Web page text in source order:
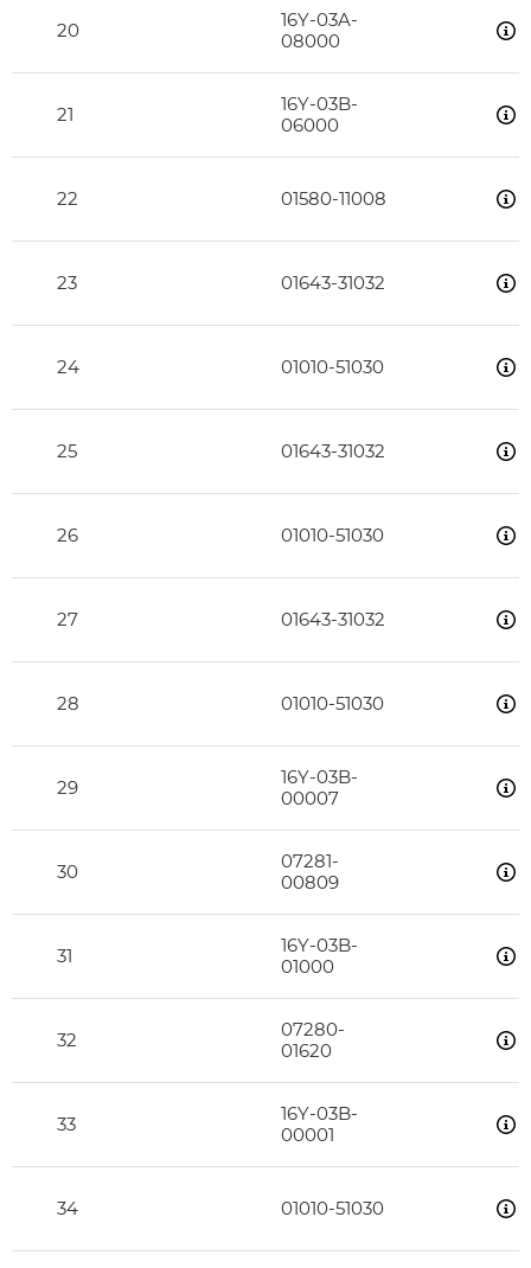
20
16Y-03A-
08000
21
16Y-03B-
06000
22 01580-11008
23 01643-31032
24 01010-51030
25 01643-31032
26 01010-51030
27 01643-31032
28 01010-51030
29
16Y-03B-
00007
30
07281-
00809
31
16Y-03B-
01000
32
07280-
01620
33
16Y-03B-
00001
34 01010-51030